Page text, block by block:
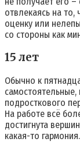
отвлекаясь на
оценку или
со стороны как
15 лет
Обычно к
самостоятельные,
подросткового
На работе всё
достигнута
какая-то гармония.